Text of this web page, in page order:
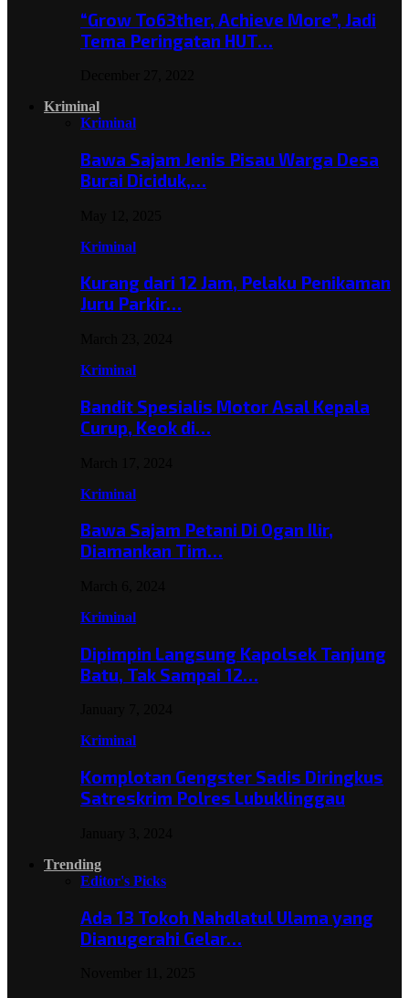
“Grow To63ther, Achieve More”, Jadi
Tema Peringatan HUT…
Kriminal
Kriminal
Bawa Sajam Jenis Pisau Warga Desa
Burai Diciduk,…
Kriminal
Kurang dari 12 Jam, Pelaku Penikaman
Juru Parkir…
Kriminal
Bandit Spesialis Motor Asal Kepala
Curup, Keok di…
Kriminal
Bawa Sajam Petani Di Ogan Ilir,
Diamankan Tim…
Kriminal
Dipimpin Langsung Kapolsek Tanjung
Batu, Tak Sampai 12…
Kriminal
Komplotan Gengster Sadis Diringkus
Satreskrim Polres Lubuklinggau
Trending
Editor's Picks
Ada 13 Tokoh Nahdlatul Ulama yang
Dianugerahi Gelar…